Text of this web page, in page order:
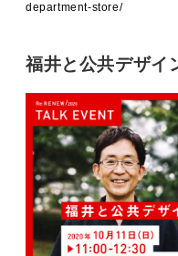
department-store/
福井と公共デザイ